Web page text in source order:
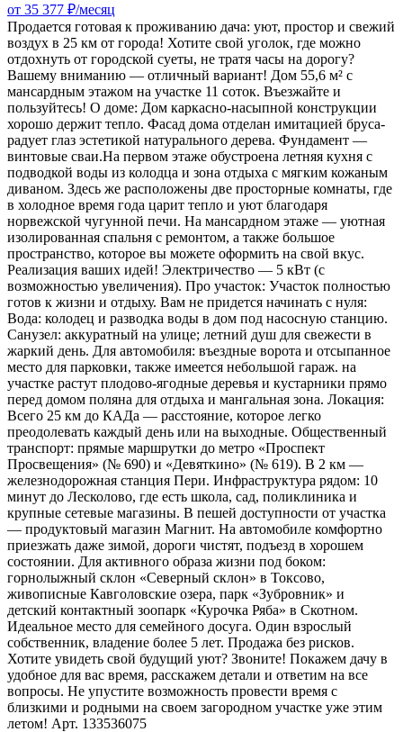
от 35 377 ₽/месяц
Продается готовая к проживанию дача: уют, простор и свежий
воздух в 25 км от города! Хотите свой уголок, где можно
отдохнуть от городской суеты, не тратя часы на дорогу?
Вашему вниманию — отличный вариант! Дом 55,6 м² с
мансардным этажом на участке 11 соток. Въезжайте и
пользуйтесь! О доме: Дом каркасно-насыпной конструкции
хорошо держит тепло. Фасад дома отделан имитацией бруса-
радует глаз эстетикой натурального дерева. Фундамент —
винтовые сваи.На первом этаже обустроена летняя кухня с
подводкой воды из колодца и зона отдыха с мягким кожаным
диваном. Здесь же расположены две просторные комнаты, где
в холодное время года царит тепло и уют благодаря
норвежской чугунной печи. На мансардном этаже — уютная
изолированная спальня с ремонтом, а также большое
пространство, которое вы можете оформить на свой вкус.
Реализация ваших идей! Электричество — 5 кВт (с
возможностью увеличения). Про участок: Участок полностью
готов к жизни и отдыху. Вам не придется начинать с нуля:
Вода: колодец и разводка воды в дом под насосную станцию.
Санузел: аккуратный на улице; летний душ для свежести в
жаркий день. Для автомобиля: въездные ворота и отсыпанное
место для парковки, также имеется небольшой гараж. на
участке растут плодово-ягодные деревья и кустарники прямо
перед домом поляна для отдыха и мангальная зона. Локация:
Всего 25 км до КАДа — расстояние, которое легко
преодолевать каждый день или на выходные. Общественный
транспорт: прямые маршрутки до метро «Проспект
Просвещения» (№ 690) и «Девяткино» (№ 619). В 2 км —
железнодорожная станция Пери. Инфраструктура рядом: 10
минут до Лесколово, где есть школа, сад, поликлиника и
крупные сетевые магазины. В пешей доступности от участка
— продуктовый магазин Магнит. На автомобиле комфортно
приезжать даже зимой, дороги чистят, подъезд в хорошем
состоянии. Для активного образа жизни под боком:
горнолыжный склон «Северный склон» в Токсово,
живописные Кавголовские озера, парк «Зубровник» и
детский контактный зоопарк «Курочка Ряба» в Скотном.
Идеальное место для семейного досуга. Один взрослый
собственник, владение более 5 лет. Продажа без рисков.
Хотите увидеть свой будущий уют? Звоните! Покажем дачу в
удобное для вас время, расскажем детали и ответим на все
вопросы. Не упустите возможность провести время с
близкими и родными на своем загородном участке уже этим
летом! Арт. 133536075